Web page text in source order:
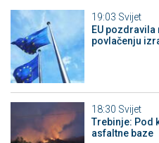
19:03 Svijet
EU
povlačenju
18:30 Svijet
Trebinje: Pod
asfaltne baze